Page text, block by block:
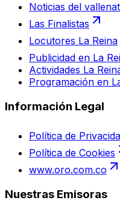
Noticias del
Las Finalistas
Locutores La Reina
Publicidad en La
Actividades La
Programación en
Información Legal
Política de
Política de Cookies
www.oro.com.co
Nuestras Emisoras